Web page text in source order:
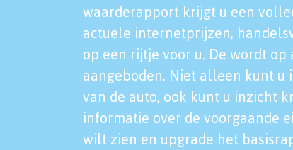
waarderapport krijgt u een
actuele internetprijzen,
op een rijtje voor u. De wordt
aangeboden. Niet alleen kunt u
van de auto, ook kunt u inzicht
informatie over de voorgaande
wilt zien en upgrade het